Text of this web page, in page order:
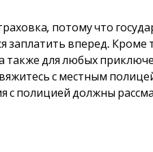
потому что
вперед. Кроме
также для любых
с местным
полицией должны